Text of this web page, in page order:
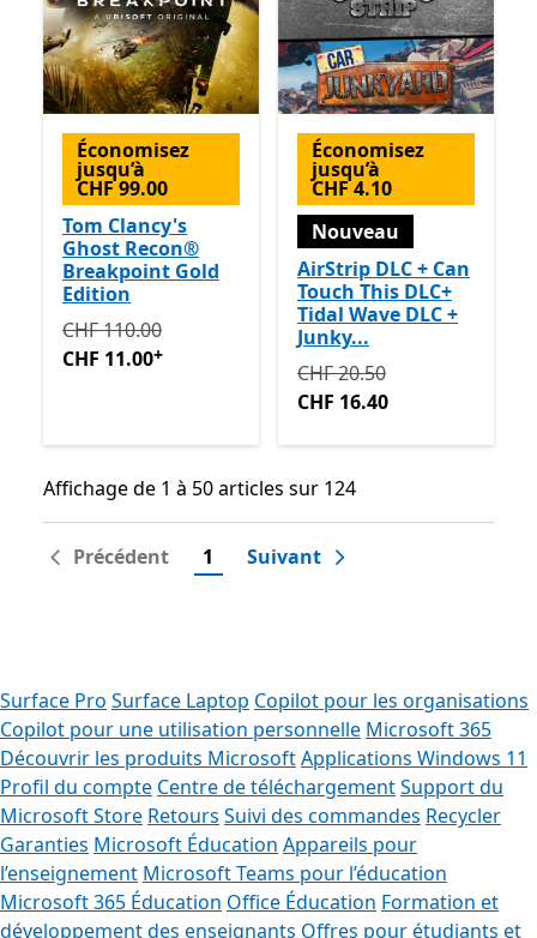
Économisez
jusqu’à
CHF 99.00
Tom Clancy's
Ghost Recon®
Breakpoint Gold
Edition
Initialement CHF 110.00 maintenant CHF 11.00
CHF 110.00
CHF 11.00+
Économisez
jusqu’à
CHF 4.10
Nouveau
AirStrip DLC + Can
Touch This DLC+
Tidal Wave DLC +
Junky...
Initialement CHF 20.50
CHF 20.50
CHF 16.40
Affichage de 1 à 50 articles sur 124
Affichage de 1 à 50 articles sur 124
Précédent 1 Suivant
Surface Pro Surface Laptop Copilot pour les organisations
Copilot pour une utilisation personnelle Microsoft 365
Découvrir les produits MicrosoftApplications Windows 11
Profil du compte Centre de téléchargementSupport du
Microsoft Store Retours Suivi des commandes Recycler
Garanties Microsoft Éducation Appareils pour
l’enseignement Microsoft Teams pour l’éducation
Microsoft 365 Éducation Office Éducation Formation et
développement des enseignants Offres pour étudiants et